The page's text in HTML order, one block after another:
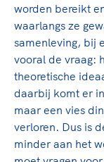
worden bereikt
waarlangs ze
samenleving, bij
vooral de vraag:
theoretische
daarbij komt er
maar een vies
verloren. Dus is
minder aan het